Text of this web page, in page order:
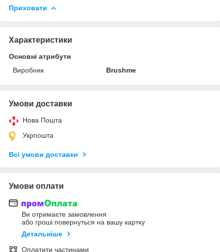
Приховати
Характеристики
Основні атрибути
Виробник
Brushme
Умови доставки
Нова Пошта
Укрпошта
Всі умови доставки
Умови оплати
Ви отримаєте замовлення
або гроші повернуться на вашу картку
Детальніше
Оплатити частинами